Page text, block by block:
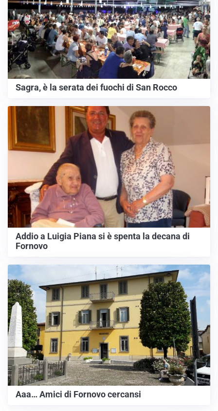
Sagra, è la serata dei fuochi di San Rocco
Addio a Luigia Piana si è spenta la decana di
Fornovo
Aaa… Amici di Fornovo cercansi